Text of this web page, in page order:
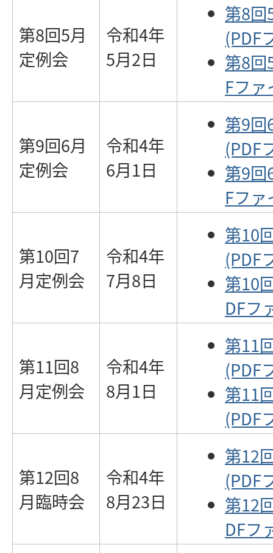
第8回5月
定例会
令和4年
5月2日
第8回
(PDF
第8回
Fフ
第9回6月
定例会
令和4年
6月1日
第9回
(PDF
第9回
Fフ
第10回7
月定例会
令和4年
7月8日
第10
(PDF
第10
DFフ
第11回8
月定例会
令和4年
8月1日
第11
(PDF
第11
(PDF
第12回8
月臨時会
令和4年
8月23日
第12
(PDF
第12
DFフ